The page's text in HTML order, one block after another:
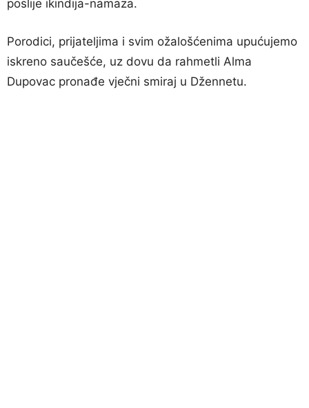
poslije ikindija-namaza.
Porodici, prijateljima i svim ožalošćenima upućujemo
iskreno saučešće, uz dovu da rahmetli Alma
Dupovac pronađe vječni smiraj u Džennetu.